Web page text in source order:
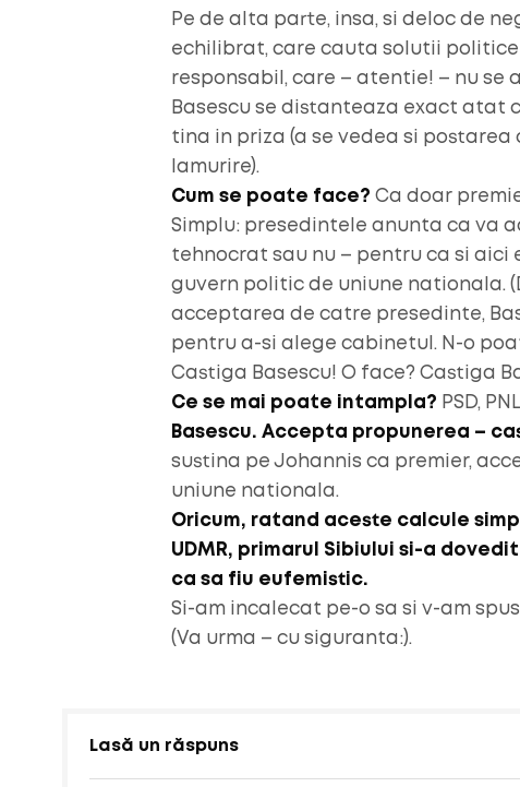
Pe de alta parte, insa, si deloc de
echilibrat, care cauta solutii
responsabil, care – atentie! – nu se
Basescu se distanteaza exact atat
tina in priza (a se vedea si postarea
lamurire).
Cum se poate face? Ca doar
Simplu: presedintele anunta ca va
tehnocrat sau nu – pentru ca si
guvern politic de uniune nationala.
acceptarea de catre presedinte,
pentru a-si alege cabinetul. N-o
Castiga Basescu! O face? Castiga
Ce se mai poate intampla? PSD,
Basescu. Accepta propunerea –
sustina pe Johannis ca premier,
uniune nationala.
Oricum, ratand aceste calcule
UDMR, primarul Sibiului si-a
ca sa fiu eufemistic.
Si-am incalecat pe-o sa si v-am
(Va urma – cu siguranta:).
Lasă un răspuns